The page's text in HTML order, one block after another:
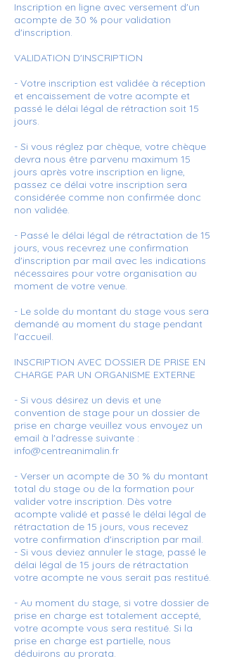
Inscription en ligne avec versement d'un
acompte de 30 % pour validation
d'inscription.
VALIDATION D'INSCRIPTION
- Votre inscription est validée à réception
et encaissement de votre acompte et
passé le délai légal de rétraction soit 15
jours.
- Si vous réglez par chèque, votre chèque
devra nous être parvenu maximum 15
jours après votre inscription en ligne,
passez ce délai votre inscription sera
considérée comme non confirmée donc
non validée.
- Passé le délai légal de rétractation de 15
jours, vous recevrez une confirmation
d'inscription par mail avec les indications
nécessaires pour votre organisation au
moment de votre venue.
- Le solde du montant du stage vous sera
demandé au moment du stage pendant
l'accueil.
INSCRIPTION AVEC DOSSIER DE PRISE EN
CHARGE PAR UN ORGANISME EXTERNE
- Si vous désirez un devis et une
convention de stage pour un dossier de
prise en charge veuillez vous envoyez un
email à l'adresse suivante :
info@centreanimalin.fr
- Verser un acompte de 30 % du montant
total du stage ou de la formation pour
valider votre inscription. Dès votre
acompte validé et passé le délai légal de
rétractation de 15 jours, vous recevez
votre confirmation d'inscription par mail.
- Si vous deviez annuler le stage, passé le
délai légal de 15 jours de rétractation
votre acompte ne vous serait pas restitué.
- Au moment du stage, si votre dossier de
prise en charge est totalement accepté,
votre acompte vous sera restitué. Si la
prise en charge est partielle, nous
déduirons au prorata.